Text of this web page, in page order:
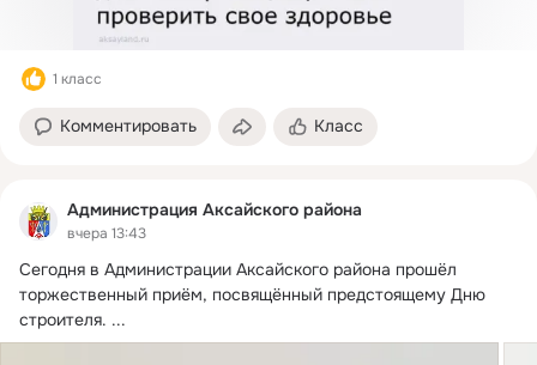
1 класс
Комментировать Класс
Администрация Аксайского района
вчера 13:43
Сегодня в Администрации Аксайского района прошёл
торжественный приём, посвящённый предстоящему Дню
строителя. ...